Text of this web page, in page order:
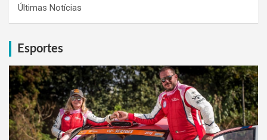
Últimas Notícias
Esportes